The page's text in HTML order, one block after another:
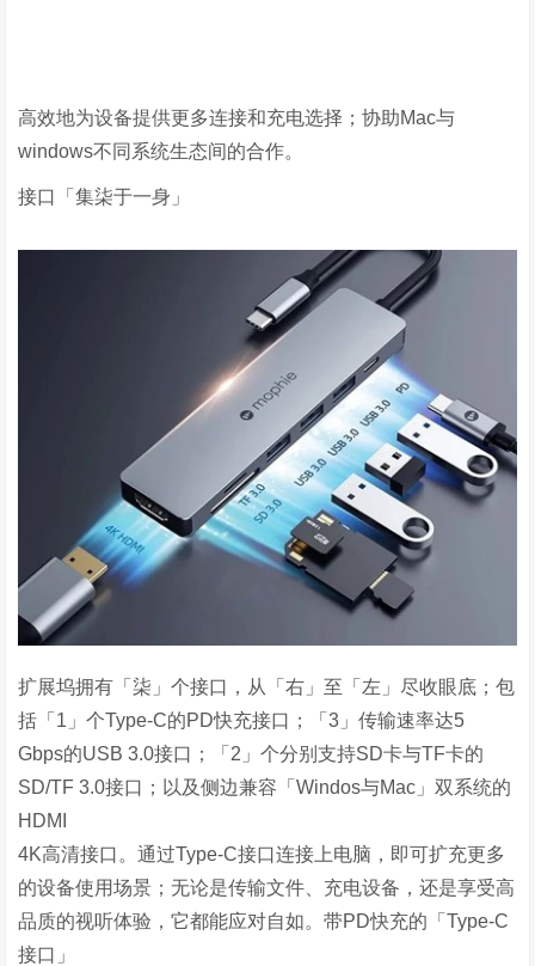
高效地为设备提供更多连接和充电选择；协助Mac与
windows不同系统生态间的合作。
接口「集柒于一身」
扩展坞拥有「柒」个接口，从「右」至「左」尽收眼底；包
括「 1 」个Type-C的PD快充接口；「3 」传输速率达5
Gbps的USB 3.0接口；「 2 」个分别支持SD卡与TF卡的
SD/TF 3.0接口；以及侧边兼容「Windos与Mac 」双系统的
HDMI
4K高清接口。通过Type-C接口连接上电脑，即可扩充更多
的设备使用场景；无论是传输文件、充电设备，还是享受高
品质的视听体验，它都能应对自如。带PD快充的「Type-C
接口」